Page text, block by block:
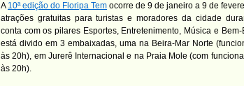
A 10ª edição do Floripa Tem ocorre de 9 de janeiro a 9 de
atrações gratuitas para turistas e moradores da cidade
conta com os pilares Esportes, Entretenimento, Música e Bem-
está divido em 3 embaixadas, uma na Beira-Mar Norte
às 20h), em Jurerê Internacional e na Praia Mole (com
às 20h).